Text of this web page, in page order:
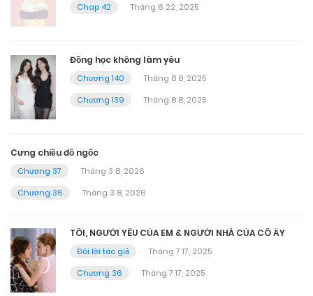
Chap 42
Tháng 6 22, 2025
Đồng học không làm yêu
Chương 140
Tháng 8 8, 2025
Chương 139
Tháng 8 8, 2025
Cưng chiều đồ ngốc
Chương 37
Tháng 3 8, 2026
Chương 36
Tháng 3 8, 2026
TÔI, NGƯỜI YÊU CỦA EM & NGƯỜI NHÀ CỦA CÔ ẤY
Đôi lời tác giả
Tháng 7 17, 2025
Chương 36
Tháng 7 17, 2025